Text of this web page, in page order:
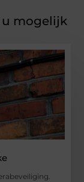
u mogelijk